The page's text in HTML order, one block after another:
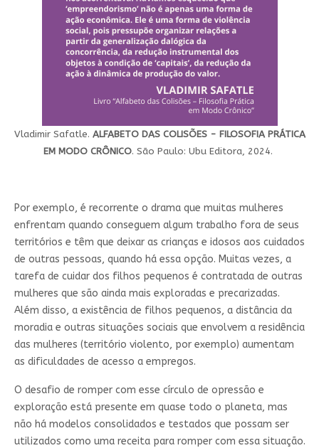
Vladimir Safatle. ALFABETO DAS COLISÕES - FILOSOFIA PRÁTICA
EM MODO CRÔNICO. São Paulo: Ubu Editora, 2024.
Por exemplo, é recorrente o drama que muitas mulheres
enfrentam quando conseguem algum trabalho fora de seus
territórios e têm que deixar as crianças e idosos aos cuidados
de outras pessoas, quando há essa opção. Muitas vezes, a
tarefa de cuidar dos filhos pequenos é contratada de outras
mulheres que são ainda mais exploradas e precarizadas.
Além disso, a existência de filhos pequenos, a distância da
moradia e outras situações sociais que envolvem a residência
das mulheres (território violento, por exemplo) aumentam
as dificuldades de acesso a empregos.
O desafio de romper com esse círculo de opressão e
exploração está presente em quase todo o planeta, mas
não há modelos consolidados e testados que possam ser
utilizados como uma receita para romper com essa situação.